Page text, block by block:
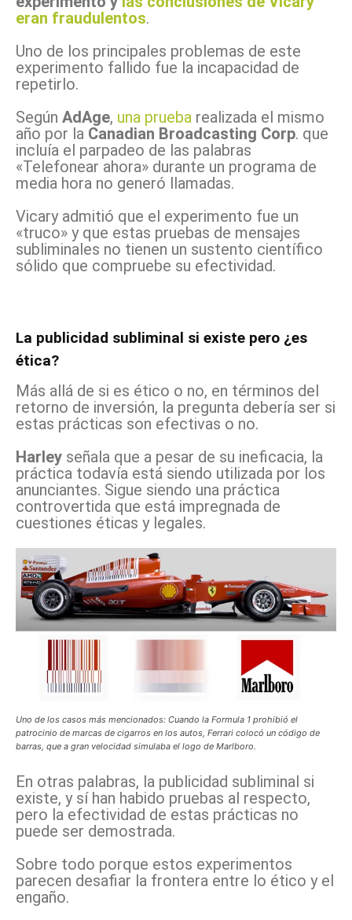
eran fraudulentos.
Uno de los principales problemas de este
experimento fallido fue la incapacidad de
repetirlo.
Según AdAge, una prueba realizada el mismo
año por la Canadian Broadcasting Corp. que
incluía el parpadeo de las palabras
«Telefonear ahora» durante un programa de
media hora no generó llamadas.
Vicary admitió que el experimento fue un
«truco» y que estas pruebas de mensajes
subliminales no tienen un sustento científico
sólido que compruebe su efectividad.
La publicidad subliminal si existe pero ¿es
ética?
Más allá de si es ético o no, en términos del
retorno de inversión, la pregunta debería ser si
estas prácticas son efectivas o no.
Harley señala que a pesar de su ineficacia, la
práctica todavía está siendo utilizada por los
anunciantes. Sigue siendo una práctica
controvertida que está impregnada de
cuestiones éticas y legales.
Uno de los casos más mencionados: Cuando la Formula 1 prohibió el
patrocinio de marcas de cigarros en los autos, Ferrari colocó un código de
barras, que a gran velocidad simulaba el logo de Marlboro.
En otras palabras, la publicidad subliminal si
existe, y sí han habido pruebas al respecto,
pero la efectividad de estas prácticas no
puede ser demostrada.
Sobre todo porque estos experimentos
parecen desafiar la frontera entre lo ético y el
engaño.